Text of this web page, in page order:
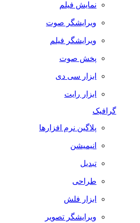
نمایش فیلم
ویرایشگر صوت
ویرایشگر فیلم
پخش صوت
ابزار سی دی
ابزار رایت
گرافیک
پلاگین نرم افزارها
انیمیشن
تبدیل
طراحی
ابزار فلش
ویرایشگر تصویر